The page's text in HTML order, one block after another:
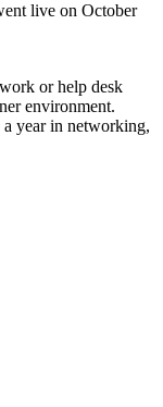
live on October
or help desk
environment.
year in networking,